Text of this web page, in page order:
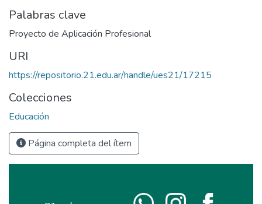
Palabras clave
Proyecto de Aplicación Profesional
URI
https://repositorio.21.edu.ar/handle/ues21/17215
Colecciones
Educación
Página completa del ítem